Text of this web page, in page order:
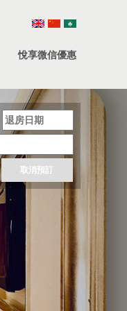
悅享微信優惠
取消預訂